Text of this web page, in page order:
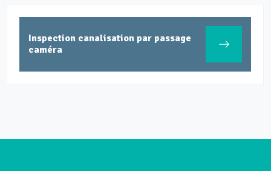
Inspection canalisation par passage
caméra